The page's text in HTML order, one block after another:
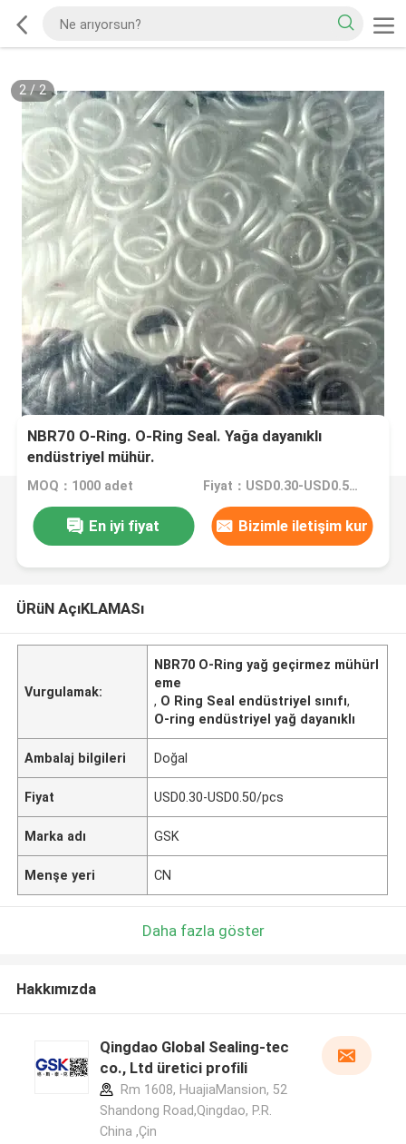
2/2
NBR70 O-Ring. O-Ring Seal. Yağa dayanıklı
endüstriyel mühür.
MOQ：1000 adet Fiyat：USD0.30-USD0.50/pcs
En iyi fiyat Bizimle iletişim kur
ÜRüN AçıKLAMASı
Vurgulamak:
NBR70 O-Ring yağ geçirmez mühürl
eme
, O Ring Seal endüstriyel sınıfı,
O-ring endüstriyel yağ dayanıklı
Ambalaj bilgileri Doğal
Fiyat USD0.30-USD0.50/pcs
Marka adı GSK
Menşe yeri CN
Daha fazla göster
Hakkımızda
Qingdao Global Sealing-tec
co., Ltd üretici profili
Rm 1608, HuajiaMansion, 52
Shandong Road,Qingdao, P.R.
China ,Çin